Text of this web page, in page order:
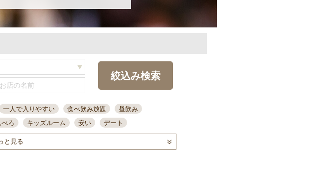
絞込み検索
一人で入りやすい 食べ飲み放題
昼飲み
ろ キッズルーム 安い
デート
大人数
ンスタ映え 座敷席 記念日 泡盛
喫煙可
と見る